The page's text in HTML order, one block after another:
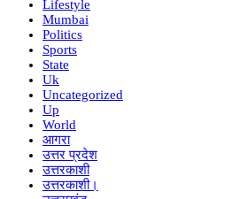
Lifestyle
Mumbai
Politics
Sports
State
Uk
Uncategorized
Up
World
आगरा
उत्तर प्रदेश
उत्तरकाशी
उत्तरकाशी।